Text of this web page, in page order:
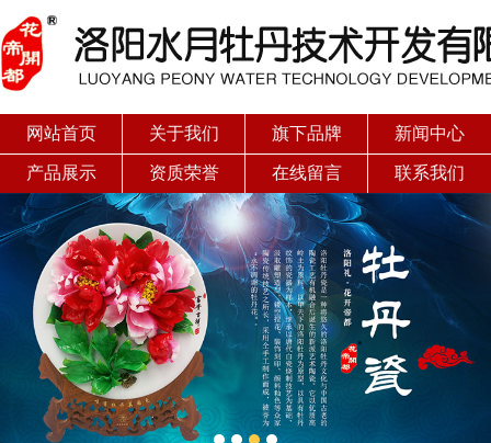
网站首页 关于我们 旗下品牌 新闻中心
产品展示 资质荣誉 在线留言 联系我们